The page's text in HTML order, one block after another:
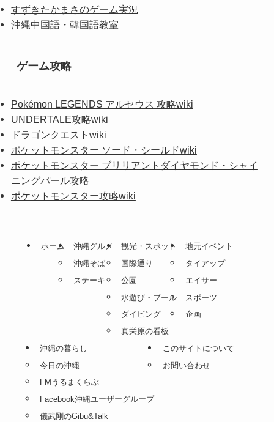
すずきたかまさのゲーム実況
沖縄中国語・韓国語教室
ゲーム攻略
Pokémon LEGENDS アルセウス 攻略wiki
UNDERTALE攻略wiki
ドラゴンクエストwiki
ポケットモンスター ソード・シールドwiki
ポケットモンスター ブリリアントダイヤモンド・シャイ
ニングパール攻略
ポケットモンスター攻略wiki
ホーム
沖縄グルメ
沖縄そば
ステーキ
観光・スポット
国際通り
公園
水遊び・プール
ダイビング
真栄原の看板
地元イベント
タイアップ
エイサー
スポーツ
企画
沖縄の暮らし
今日の沖縄
FMうるまくらぶ
Facebook沖縄ユーザーグループ
儀武剛のGibu&Talk
このサイトについて
お問い合わせ